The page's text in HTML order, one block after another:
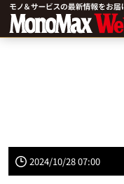
2024/10/28 07:00